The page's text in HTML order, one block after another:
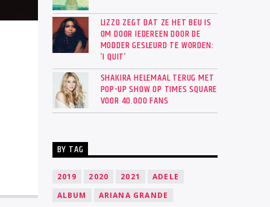
LIZZO ZEGT DAT ZE HET BEU IS
OM DOOR IEDEREEN DOOR DE
MODDER GESLEURD TE WORDEN:
‘I QUIT’
SHAKIRA HELEMAAL TERUG MET
POP-UP SHOW OP TIMES SQUARE
VOOR 40.000 FANS
BY TAG
2019 2020 2021
ADELE
ALBUM
ARIANA GRANDE